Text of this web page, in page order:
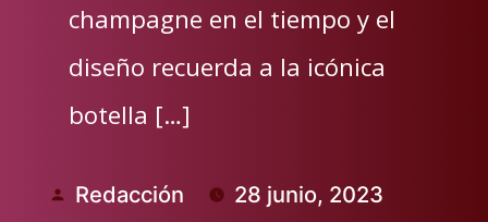
champagne en el tiempo y el
diseño recuerda a la icónica
botella […]
Publicado
Redacción 28 junio, 2023